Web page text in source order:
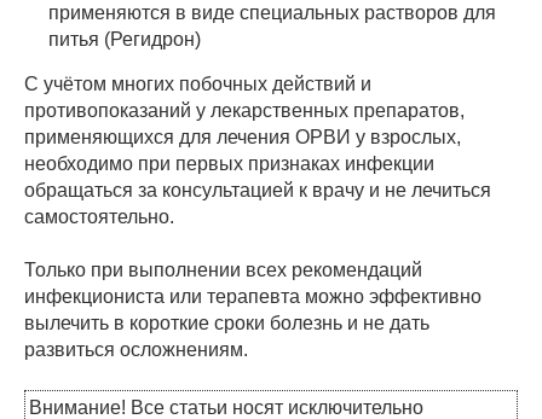
применяются в виде специальных растворов для
питья (Регидрон)
С учётом многих побочных действий и
противопоказаний у лекарственных препаратов,
применяющихся для лечения ОРВИ у взрослых,
необходимо при первых признаках инфекции
обращаться за консультацией к врачу и не лечиться
самостоятельно.
Только при выполнении всех рекомендаций
инфекциониста или терапевта можно эффективно
вылечить в короткие сроки болезнь и не дать
развиться осложнениям.
Внимание! Все статьи носят исключительно